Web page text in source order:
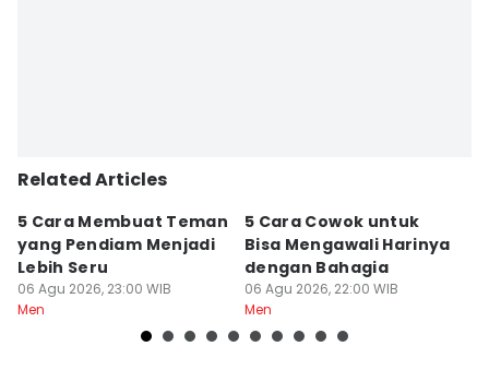
Related Articles
5 Cara Membuat Teman
yang Pendiam Menjadi
Lebih Seru
06 Agu 2026, 23:00 WIB
Men
5 Cara Cowok untuk
Bisa Mengawali Harinya
dengan Bahagia
06 Agu 2026, 22:00 WIB
Men